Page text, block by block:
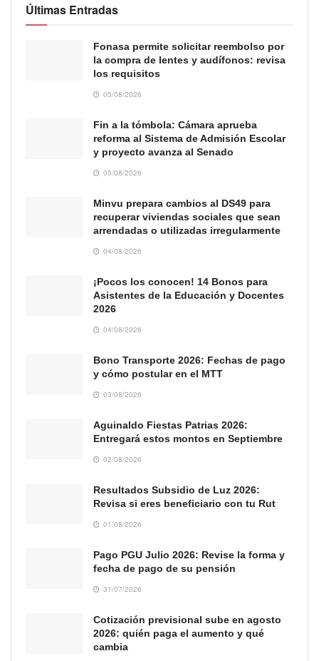
Últimas Entradas
Fonasa permite solicitar reembolso por
la compra de lentes y audífonos: revisa
los requisitos
05/08/2026
Fin a la tómbola: Cámara aprueba
reforma al Sistema de Admisión Escolar
y proyecto avanza al Senado
05/08/2026
Minvu prepara cambios al DS49 para
recuperar viviendas sociales que sean
arrendadas o utilizadas irregularmente
04/08/2026
¡Pocos los conocen! 14 Bonos para
Asistentes de la Educación y Docentes
2026
04/08/2026
Bono Transporte 2026: Fechas de pago
y cómo postular en el MTT
03/08/2026
Aguinaldo Fiestas Patrias 2026:
Entregará estos montos en Septiembre
02/08/2026
Resultados Subsidio de Luz 2026:
Revisa si eres beneficiario con tu Rut
01/08/2026
Pago PGU Julio 2026: Revise la forma y
fecha de pago de su pensión
31/07/2026
Cotización previsional sube en agosto
2026: quién paga el aumento y qué
cambia